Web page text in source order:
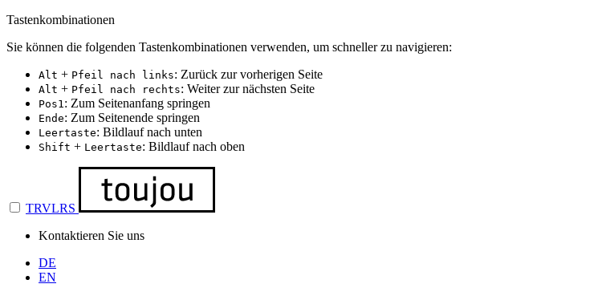
Tastenkombinationen
Sie können die folgenden Tastenkombinationen verwenden, um schneller zu navigieren:
Alt + Pfeil nach links: Zurück zur vorherigen Seite
Alt + Pfeil nach rechts: Weiter zur nächsten Seite
Pos1: Zum Seitenanfang springen
Ende: Zum Seitenende springen
Leertaste: Bildlauf nach unten
Shift + Leertaste: Bildlauf nach oben
TRVLRS
Kontaktieren Sie uns
DE
EN